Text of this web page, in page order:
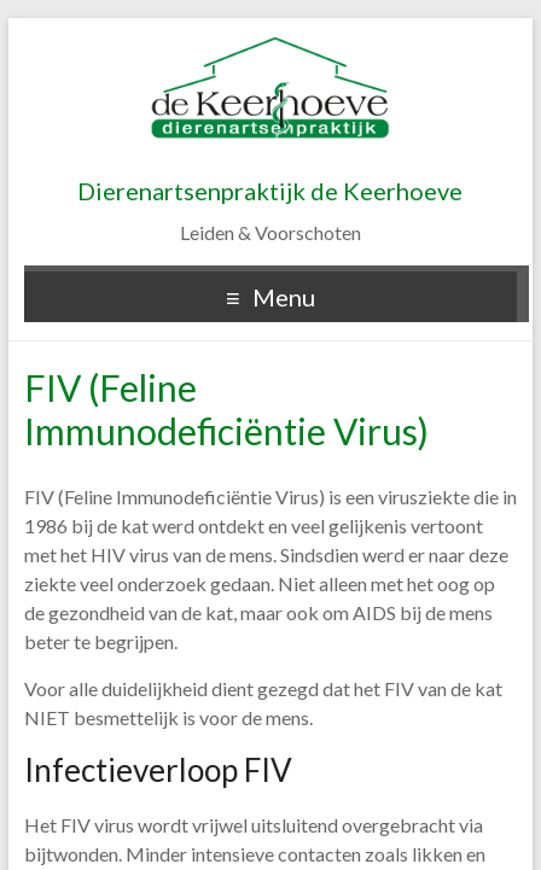
Dierenartsenpraktijk de Keerhoeve
Leiden & Voorschoten
Menu
FIV (Feline
Immunodeficiëntie Virus)
FIV (Feline Immunodeficiëntie Virus) is een virusziekte die in
1986 bij de kat werd ontdekt en veel gelijkenis vertoont
met het HIV virus van de mens. Sindsdien werd er naar deze
ziekte veel onderzoek gedaan. Niet alleen met het oog op
de gezondheid van de kat, maar ook om AIDS bij de mens
beter te begrijpen.
Voor alle duidelijkheid dient gezegd dat het FIV van de kat
NIET besmettelijk is voor de mens.
Infectieverloop FIV
Het FIV virus wordt vrijwel uitsluitend overgebracht via
bijtwonden. Minder intensieve contacten zoals likken en